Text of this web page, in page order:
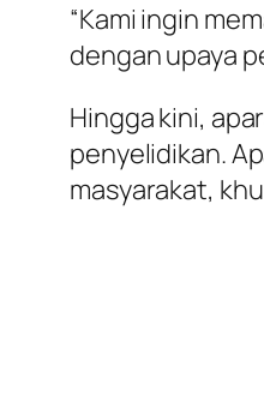
“Kami ingin
dengan upaya
Hingga kini,
penyelidikan.
masyarakat,